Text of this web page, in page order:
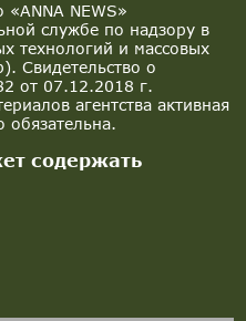
NEWS»
службе по надзору в
технологий и массовых
Свидетельство о
от 07.12.2018 г.
агентства активная
обязательна.
содержать